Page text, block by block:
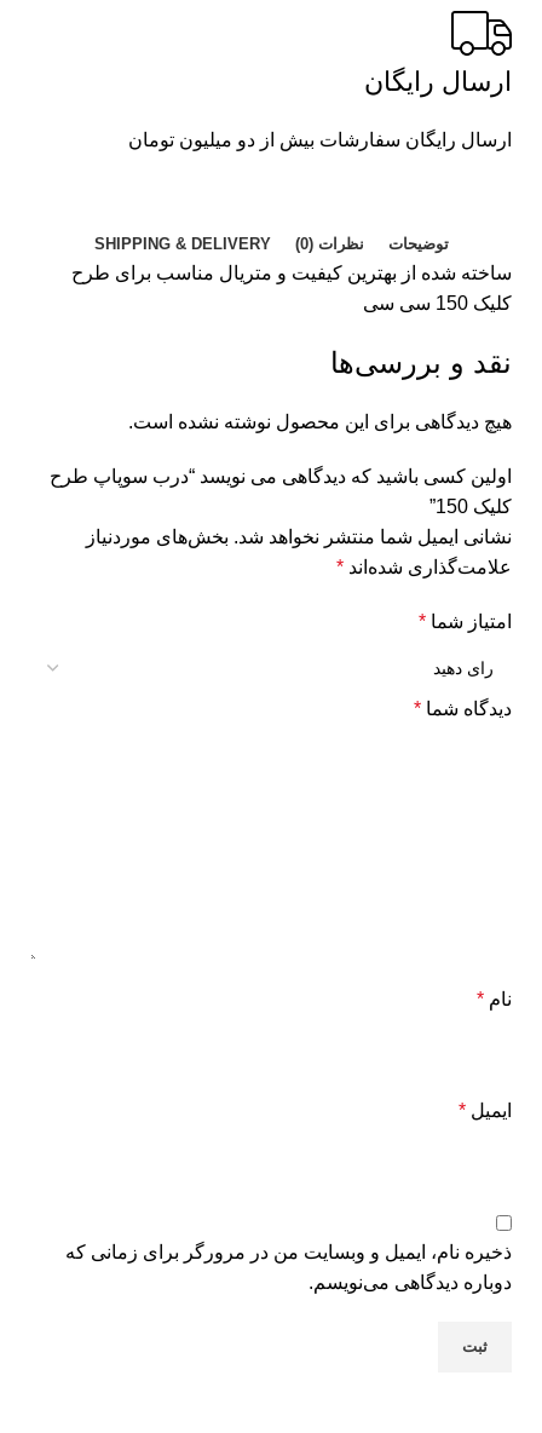
ارسال رایگان
ارسال رایگان سفارشات بیش از دو میلیون تومان
توضیحات نظرات (0) SHIPPING & DELIVERY
ساخته شده از بهترین کیفیت و متریال مناسب برای طرح
کلیک 150 سی سی
نقد و بررسی‌ها
هیچ دیدگاهی برای این محصول نوشته نشده است.
اولین کسی باشید که دیدگاهی می نویسد “درب سوپاپ طرح
کلیک 150”
نشانی ایمیل شما منتشر نخواهد شد. بخش‌های موردنیاز
علامت‌گذاری شده‌اند *
امتیاز شما *
دیدگاه شما *
نام *
ایمیل *
ذخیره نام، ایمیل و وبسایت من در مرورگر برای زمانی که
دوباره دیدگاهی می‌نویسم.